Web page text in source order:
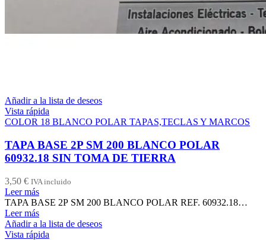
Añadir a la lista de deseos
Vista rápida
COLOR 18 BLANCO POLAR TAPAS,TECLAS Y MARCOS
TAPA BASE 2P SM 200 BLANCO POLAR
60932.18 SIN TOMA DE TIERRA
3,50 € IVA incluido
Leer más
TAPA BASE 2P SM 200 BLANCO POLAR REF. 60932.18…
Leer más
Añadir a la lista de deseos
Vista rápida